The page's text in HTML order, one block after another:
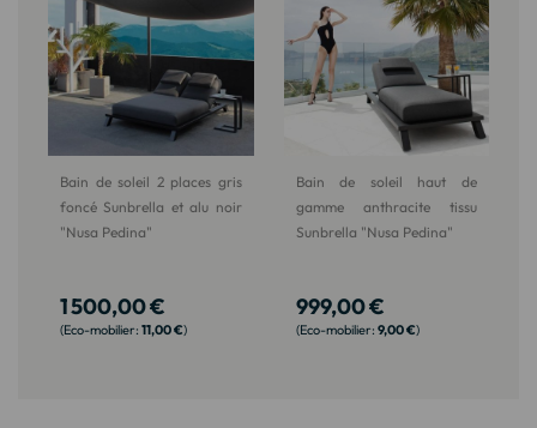
Bain de soleil 2 places gris
foncé Sunbrella et alu noir
"Nusa Pedina"
1 500,00 €
11,00 €
Bain de soleil haut de
gamme anthracite tissu
Sunbrella "Nusa Pedina"
999,00 €
9,00 €